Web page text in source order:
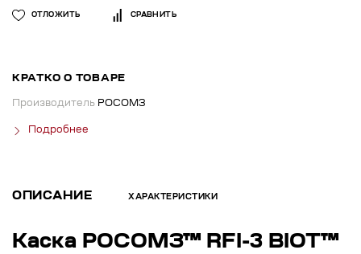
ОТЛОЖИТЬ СРАВНИТЬ
КРАТКО О ТОВАРЕ
Производитель РОСОМЗ
Подробнее
ОПИСАНИЕ ХАРАКТЕРИСТИКИ
Каска РОСОМЗ™ RFI-3 BIOT™